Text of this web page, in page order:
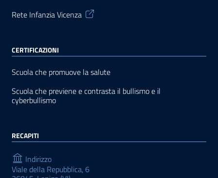
Rete Infanzia Vicenza
CERTIFICAZIONI
Scuola che promuove la salute
Scuola che previene e contrasta il bullismo e il
cyberbullismo
RECAPITI
Indirizzo
Viale della Repubblica, 6